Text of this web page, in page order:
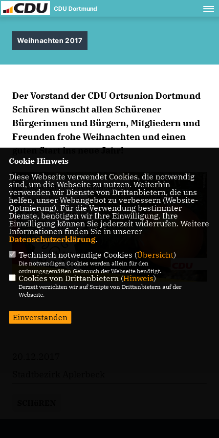
CDU Dortmund
Weihnachten 2017
Der Vorstand der CDU Ortsunion Dortmund
Schüren wünscht allen Schürener
Bürgerinnen und Bürgern, Mitgliedern und
Freunden frohe Weihnachten und einen
guten Start ins neue Jahr!
Cookie Hinweis
Diese Webseite verwendet Cookies, die notwendig
sind, um die Webseite zu nutzen. Weiterhin
verwenden wir Dienste von Drittanbietern, die uns
helfen, unser Webangebot zu verbessern (Website-
Optmierung). Für die Verwendung bestimmter
Dienste, benötigen wir Ihre Einwilligung. Ihre
Einwilligung können Sie jederzeit widerrufen. Weitere
Informationen finden Sie in unserer
Datenschutzerklärung.
Technisch notwendige Cookies (Übersicht)
Die notwendigen Cookies werden allein für den
ordnungsgemäßen Gebrauch der Webseite benötigt.
Cookies von Drittanbietern (Hinweis)
Derzeit verzichten wir auf Scripte von Drittanbietern auf der
Webseite.
Einverstanden